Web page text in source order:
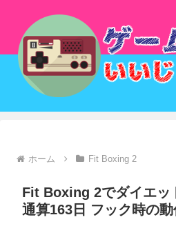
ホーム Fit Boxing 2
Fit Boxing 2でダイエッ
通算163日 フック時の